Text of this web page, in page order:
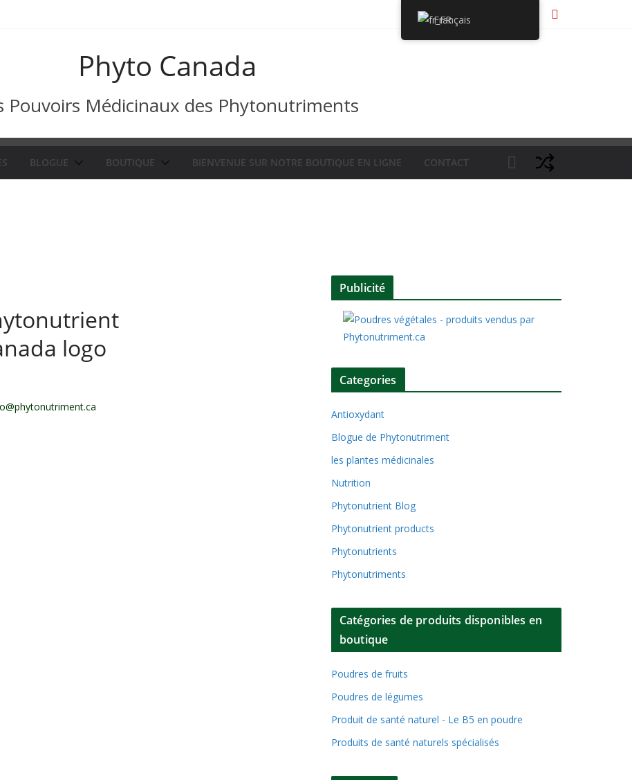
Phyto Canada
Pouvoirs Médicinaux des Phytonutriments
BLOGUE BOUTIQUE BIENVENUE SUR NOTRE BOUTIQUE EN LIGNE CONTACT
Publicité
Categories
Antioxydant
Blogue de Phytonutriment
les plantes médicinales
Nutrition
Phytonutrient Blog
Phytonutrient products
Phytonutrients
Phytonutriments
Catégories de produits disponibles en
boutique
Poudres de fruits
Poudres de légumes
Produit de santé naturel - Le B5 en poudre
Produits de santé naturels spécialisés
Français